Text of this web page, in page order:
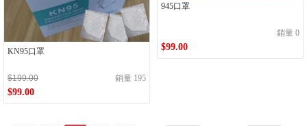
KN95口罩
$199.00 銷量 195
$99.00
945口罩
銷量 0
$99.00